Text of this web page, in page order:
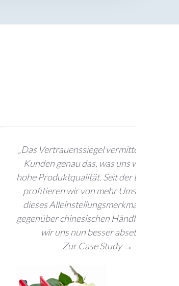
vermittelt unseren
das, was uns wichtig ist:
Seit der Einbindung
wir von mehr Umsatz durch
Gerade
Händlern können
nun besser absetzen.“
Zur Case Study →